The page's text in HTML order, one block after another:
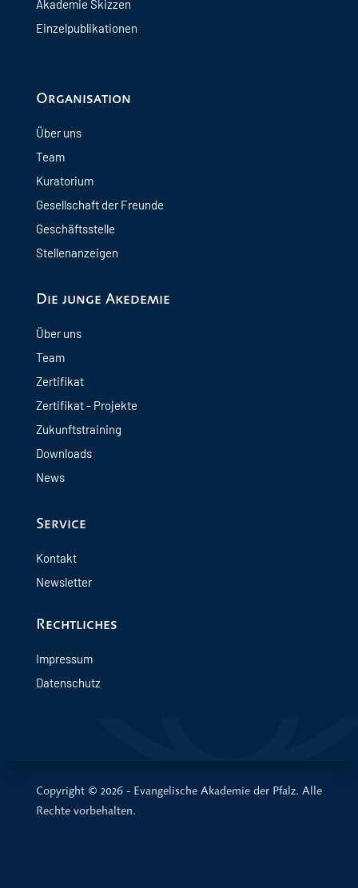
Akademie Skizzen
Einzelpublikationen
Organisation
Über uns
Team
Kuratorium
Gesellschaft der Freunde
Geschäftsstelle
Stellenanzeigen
Die junge Akedemie
Über uns
Team
Zertifikat
Zertifikat - Projekte
Zukunftstraining
Downloads
News
Service
Kontakt
Newsletter
Rechtliches
Impressum
Datenschutz
Copyright © 2026 - Evangelische Akademie der Pfalz. Alle
Rechte vorbehalten.